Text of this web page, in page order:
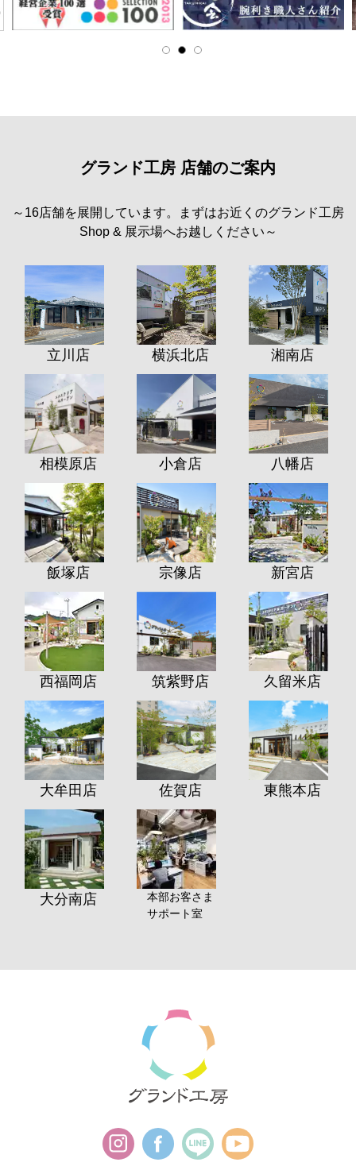
グランド工房 店舗のご案内
～16店舗を展開しています。まずはお近くのグランド工房
Shop & 展示場へお越しください～
立川店 横浜北店 湘南店
相模原店 小倉店 八幡店
飯塚店 宗像店 新宮店
西福岡店 筑紫野店 久留米店
大牟田店 佐賀店 東熊本店
大分南店
本部お客さま
サポート室